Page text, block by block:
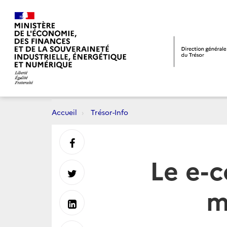
Accueil Trésor-Info
Le e-
Partager
sur
Partager
sur
Partager